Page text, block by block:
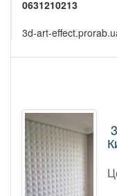
0631210213
3d-art-